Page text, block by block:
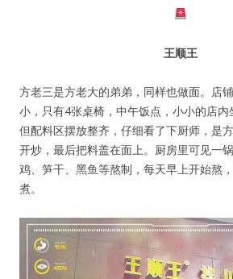
没帐号？注册
王顺王
方老三是方老大的弟弟，同样也做面。店
小，只有4张桌椅，中午饭点，小小的店内
但配料区摆放整齐，仔细看了下厨师，是
开炒，最后把料盖在面上。厨房里可见一
鸡、笋干、黑鱼等熬制，每天早上开始熬
煮。